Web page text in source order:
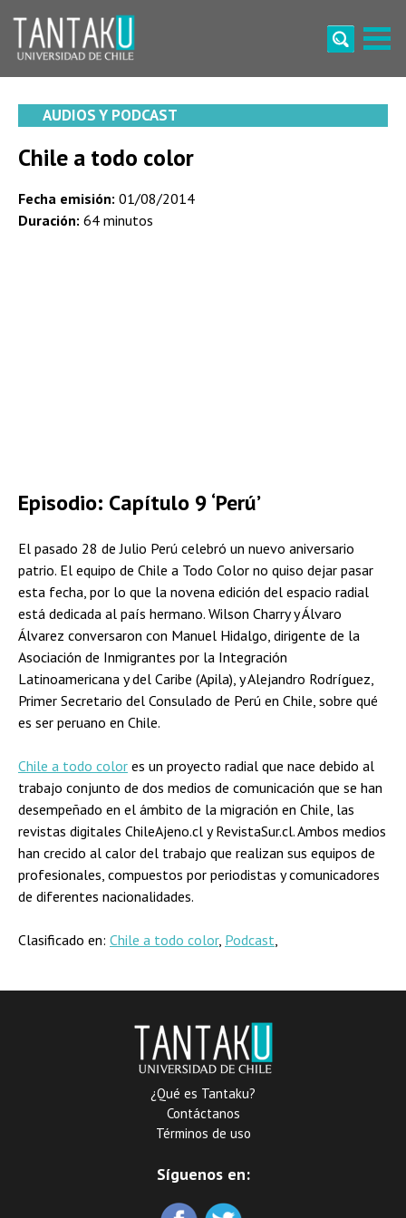
content
AUDIOS Y PODCAST
Chile a todo color
Fecha emisión: 01/08/2014
Duración: 64 minutos
Episodio: Capítulo 9 ‘Perú’
El pasado 28 de Julio Perú celebró un nuevo aniversario
patrio. El equipo de Chile a Todo Color no quiso dejar pasar
esta fecha, por lo que la novena edición del espacio radial
está dedicada al país hermano. Wilson Charry y Álvaro
Álvarez conversaron con Manuel Hidalgo, dirigente de la
Asociación de Inmigrantes por la Integración
Latinoamericana y del Caribe (Apila), y Alejandro Rodríguez,
Primer Secretario del Consulado de Perú en Chile, sobre qué
es ser peruano en Chile.
Chile a todo color es un proyecto radial que nace debido al
trabajo conjunto de dos medios de comunicación que se han
desempeñado en el ámbito de la migración en Chile, las
revistas digitales ChileAjeno.cl y RevistaSur.cl. Ambos medios
han crecido al calor del trabajo que realizan sus equipos de
profesionales, compuestos por periodistas y comunicadores
de diferentes nacionalidades.
Clasificado en: Chile a todo color, Podcast,
¿Qué es Tantaku?
Contáctanos
Términos de uso
Síguenos en: